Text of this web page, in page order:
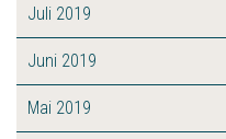
Juli 2019
Juni 2019
Mai 2019